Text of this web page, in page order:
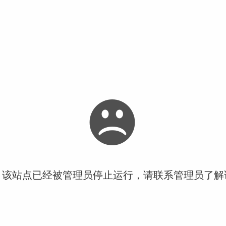
站点已经被管理员停止运行，请联系管理员了